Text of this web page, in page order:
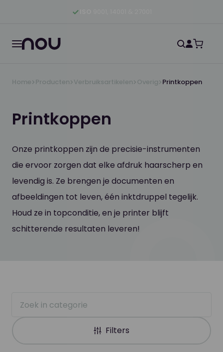
Ga naar hoofdinhoud
Ga naar hoofdnavigatie
Home Producten Verbruiksartikelen Overig Printkoppen
Printkoppen
Onze printkoppen zijn de precisie-instrumenten
die ervoor zorgen dat elke afdruk haarscherp en
levendig is. Ze brengen je documenten en
afbeeldingen tot leven, één inktdruppel tegelijk.
Houd ze in topconditie, en je printer blijft
schitterende resultaten leveren!
Filters